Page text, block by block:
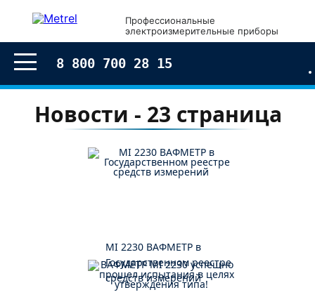
Профессиональные
электроизмерительные приборы
8 800 700 28 15
Новости - 23 страница
MI 2230 ВАФМЕТР в
Государственном реестре
средств измерений